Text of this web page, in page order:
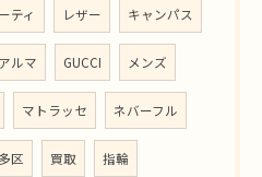
ティ レザー キャンパス
アルマ GUCCI メンズ
マトラッセ ネバーフル
区 買取 指輪